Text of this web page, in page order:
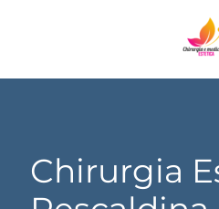
Chirurgia